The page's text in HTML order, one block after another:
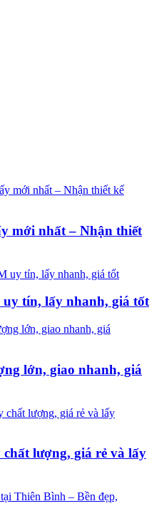
mới nhất – Nhận thiết
tín, lấy nhanh, giá tốt
lớn, giao nhanh, giá
lượng, giá rẻ và lấy